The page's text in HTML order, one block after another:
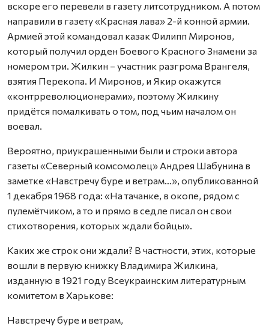
вскоре его перевели в газету литсотрудником. А потом
направили в газету «Красная лава» 2-й конной армии.
Армией этой командовал казак Филипп Миронов,
который получил орден Боевого Красного Знамени за
номером три. Жилкин – участник разгрома Врангеля,
взятия Перекопа. И Миронов, и Якир окажутся
«контрреволюционерами», поэтому Жилкину
придётся помалкивать о том, под чьим началом он
воевал.
Вероятно, приукрашенными были и строки автора
газеты «Северный комсомолец» Андрея Шабунина в
заметке «Навстречу буре и ветрам…», опубликованной
1 декабря 1968 года: «На тачанке, в окопе, рядом с
пулемётчиком, а то и прямо в седле писал он свои
стихотворения, которых ждали бойцы».
Каких же строк они ждали? В частности, этих, которые
вошли в первую книжку Владимира Жилкина,
изданную в 1921 году Всеукраинским литературным
комитетом в Харькове:
Навстречу буре и ветрам,